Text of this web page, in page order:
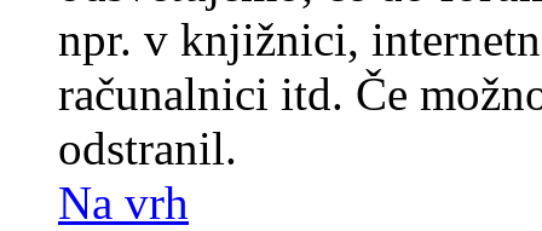
npr. v knjižnici,
računalnici itd. Če
odstranil.
Na vrh